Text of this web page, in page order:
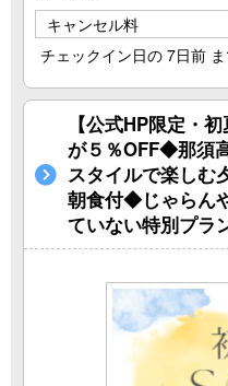
キャンセル料
チェックイン日の 7日前
【公式HP限定・
が５％OFF◆那須
スタイルで楽しむ
朝食付◆じゃらん
ていない特別プラ